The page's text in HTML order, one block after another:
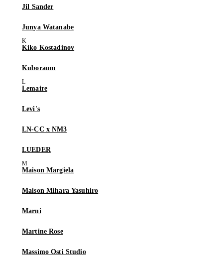
Jil Sander
Junya Watanabe
Kiko Kostadinov
Kuboraum
Lemaire
Levi's
LN-CC x NM3
LUEDER
Maison Margiela
Maison Mihara Yasuhiro
Marni
Martine Rose
Massimo Osti Studio